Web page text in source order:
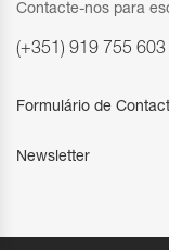
Contacte-nos para
(+351) 919 755 603
Formulário de
Newsletter